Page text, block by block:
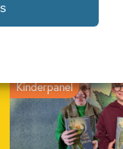
Kinderpanel